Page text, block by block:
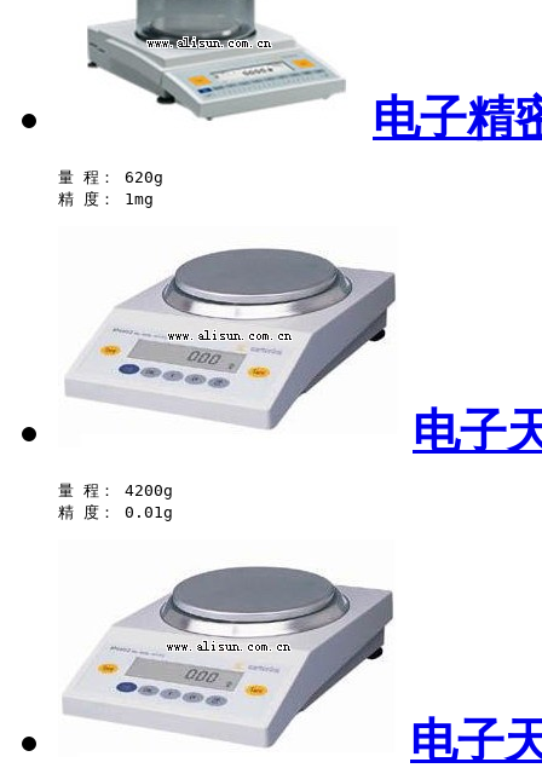
电子精
量 程： 620g
电子
量 程： 4200g
电子